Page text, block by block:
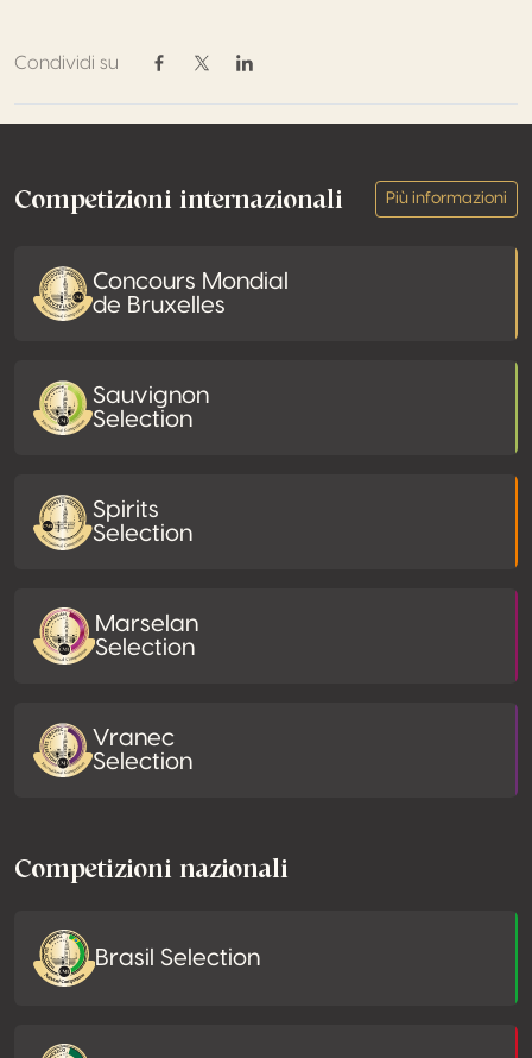
Condividi su
Condividi su Facebook
Condividi su Twitter / X
Condividi su Linkedin
Footer
Competizioni internazionali Più informazioni
Concours Mondial
de Bruxelles
Sauvignon
Selection
Spirits
Selection
Marselan
Selection
Vranec
Selection
Competizioni nazionali
Brasil Selection